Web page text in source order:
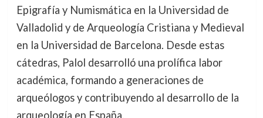
Epigrafía y Numismática en la Universidad de
Valladolid y de Arqueología Cristiana y Medieval
en la Universidad de Barcelona. Desde estas
cátedras, Palol desarrolló una prolífica labor
académica, formando a generaciones de
arqueólogos y contribuyendo al desarrollo de la
arqueología en España.